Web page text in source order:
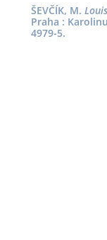
ŠEVČÍK, M.
Praha :
4979-5.